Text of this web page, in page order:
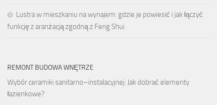
Lustra w mieszkaniu na wynajem: gdzie je powiesić i jak łączyć
funkcję z aranżacją zgodną z Feng Shui
REMONT BUDOWA WNĘTRZE
Wybór ceramiki sanitarno–instalacyjnej: Jak dobrać elementy
łazienkowe?